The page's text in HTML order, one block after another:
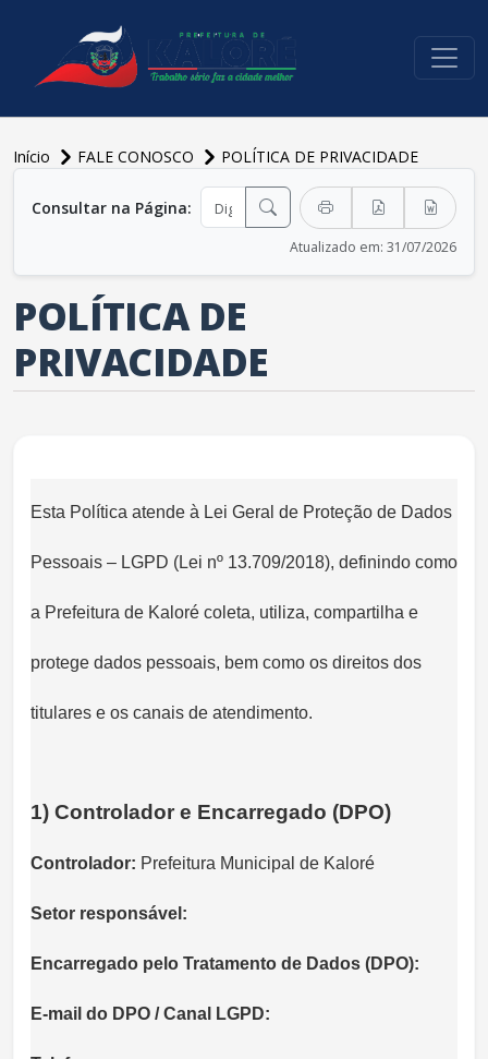
Início FALE CONOSCO
POLÍTICA DE PRIVACIDADE
Consultar na Página:
Atualizado em: 31/07/2026
POLÍTICA DE
PRIVACIDADE
Esta Política atende à Lei Geral de Proteção de Dados
Pessoais – LGPD (Lei nº 13.709/2018), definindo como
a Prefeitura de Kaloré coleta, utiliza, compartilha e
protege dados pessoais, bem como os direitos dos
titulares e os canais de atendimento.
1) Controlador e Encarregado (DPO)
Controlador: Prefeitura Municipal de Kaloré
Setor responsável:
Encarregado pelo Tratamento de Dados (DPO):
E-mail do DPO / Canal LGPD: